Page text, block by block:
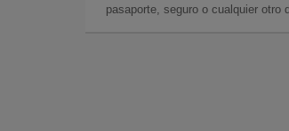
pasaporte, seguro o cualquier otro